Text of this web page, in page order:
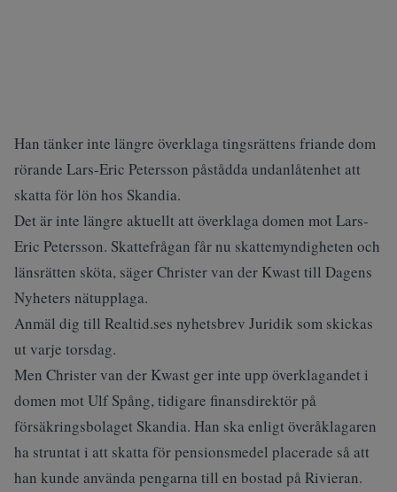
Han tänker inte längre överklaga tingsrättens friande dom
rörande Lars-Eric Petersson påstådda undanlåtenhet att
skatta för lön hos Skandia.
Det är inte längre aktuellt att överklaga domen mot Lars-
Eric Petersson. Skattefrågan får nu skattemyndigheten och
länsrätten sköta, säger Christer van der Kwast till Dagens
Nyheters nätupplaga.
Anmäl dig till Realtid.ses nyhetsbrev Juridik som skickas
ut varje torsdag.
Men Christer van der Kwast ger inte upp överklagandet i
domen mot Ulf Spång, tidigare finansdirektör på
försäkringsbolaget Skandia. Han ska enligt överåklagaren
ha struntat i att skatta för pensionsmedel placerade så att
han kunde använda pengarna till en bostad på Rivieran.